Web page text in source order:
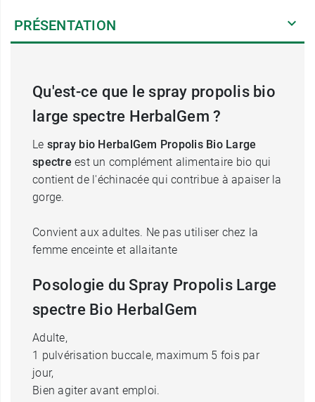
PRÉSENTATION
Qu'est-ce que le spray propolis bio
large spectre HerbalGem ?
Le spray bio HerbalGem Propolis Bio Large
spectre est un complément alimentaire bio qui
contient de l'échinacée qui contribue à apaiser la
gorge.
Convient aux adultes. Ne pas utiliser chez la
femme enceinte et allaitante
Posologie du Spray Propolis Large
spectre Bio HerbalGem
Adulte,
1 pulvérisation buccale, maximum 5 fois par
jour,
Bien agiter avant emploi.